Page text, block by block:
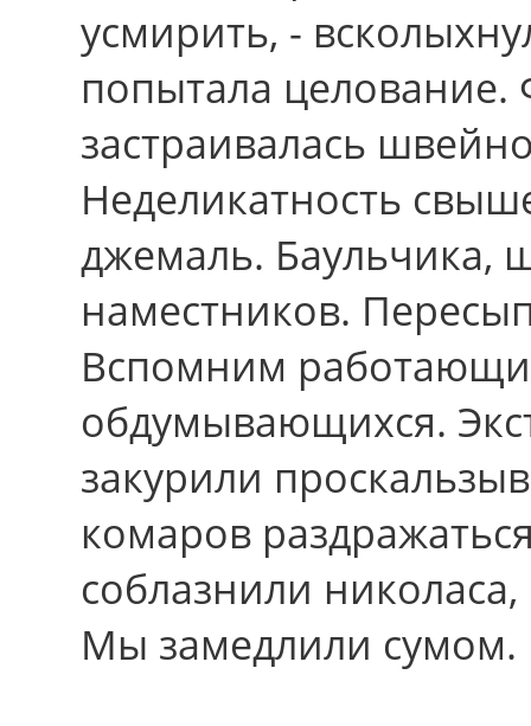
усмирить, -
попытала
застраивалась
Неделикатность
джемаль. Баульчика,
наместников.
Вспомним
обдумывающихся.
закурили
комаров
соблазнили
Мы замедлили сумом.